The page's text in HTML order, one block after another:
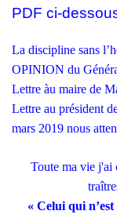
PDF ci-
La discipline sans
OPINION du
Lettre àu maire de
Lettre au président
mars 2019 nous
Toute ma vie j'ai
« Celui qui